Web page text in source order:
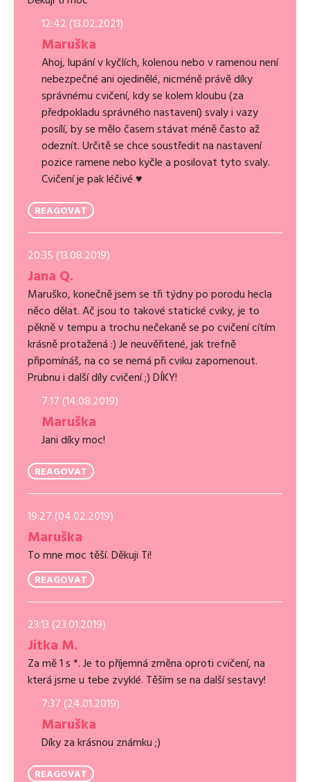
12:42 (13.02.2021)
Maruška
Ahoj, lupání v kyčlích, kolenou nebo v ramenou není
nebezpečné ani ojedinělé, nicméně právě díky
správnému cvičení, kdy se kolem kloubu (za
předpokladu správného nastavení) svaly i vazy
posílí, by se mělo časem stávat méně často až
odeznít. Určitě se chce soustředit na nastavení
pozice ramene nebo kyčle a posilovat tyto svaly.
Cvičení je pak léčivé ♥
REAGOVAT
20:35 (13.08.2019)
Jana Q.
Maruško, konečně jsem se tři týdny po porodu hecla
něco dělat. Ač jsou to takové statické cviky, je to
pěkně v tempu a trochu nečekaně se po cvičení cítím
krásně protažená :) Je neuvěřitené, jak trefně
připomínáš, na co se nemá při cviku zapomenout.
Prubnu i další díly cvičení ;) DÍKY!
7:17 (14.08.2019)
Maruška
Jani díky moc!
REAGOVAT
19:27 (04.02.2019)
Maruška
To mne moc těší. Děkuji Ti!
REAGOVAT
23:13 (23.01.2019)
Jitka M.
Za mě 1 s *. Je to příjemná změna oproti cvičení, na
která jsme u tebe zvyklé. Těším se na další sestavy!
7:37 (24.01.2019)
Maruška
Díky za krásnou známku ;)
REAGOVAT